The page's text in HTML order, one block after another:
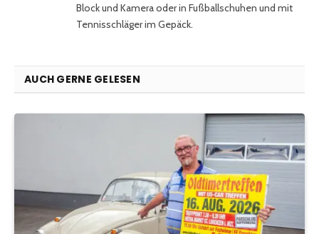
Block und Kamera oder in Fußballschuhen und mit
Tennisschläger im Gepäck.
AUCH GERNE GELESEN